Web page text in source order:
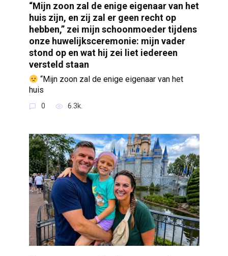
“Mijn zoon zal de enige eigenaar van het
huis zijn, en zij zal er geen recht op
hebben,” zei mijn schoonmoeder tijdens
onze huwelijksceremonie: mijn vader
stond op en wat hij zei liet iedereen
versteld staan
“Mijn zoon zal de enige eigenaar van het
huis
0 6.3k.